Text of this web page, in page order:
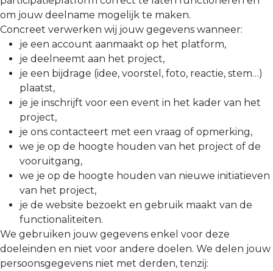
om jouw deelname mogelijk te maken.
Concreet verwerken wij jouw gegevens wanneer:
je een account aanmaakt op het platform,
je deelneemt aan het project,
je een bijdrage (idee, voorstel, foto, reactie, stem…)
plaatst,
je je inschrijft voor een event in het kader van het
project,
je ons contacteert met een vraag of opmerking,
we je op de hoogte houden van het project of de
vooruitgang,
we je op de hoogte houden van nieuwe initiatieven
van het project,
je de website bezoekt en gebruik maakt van de
functionaliteiten.
We gebruiken jouw gegevens enkel voor deze
doeleinden en niet voor andere doelen. We delen jouw
persoonsgegevens niet met derden, tenzij: